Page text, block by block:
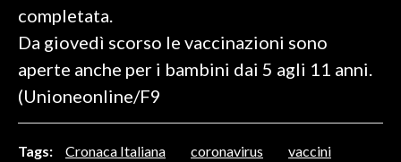
SARDEGNA TURISMO
SARDI NEL MONDO
NOTIZIE
EVENTI
completata.
Da giovedì scorso le vaccinazioni sono
aperte anche per i bambini dai 5 agli 11 anni.
(Unioneonline/F9
Tags: Cronaca Italiana coronavirus
vaccini